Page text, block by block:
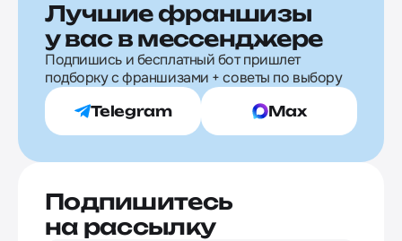
Лучшие франшизы
у вас в мессенджере
Подпишись и бесплатный бот пришлет
подборку с франшизами + советы по выбору
Telegram Max
Подпишитесь
на рассылку